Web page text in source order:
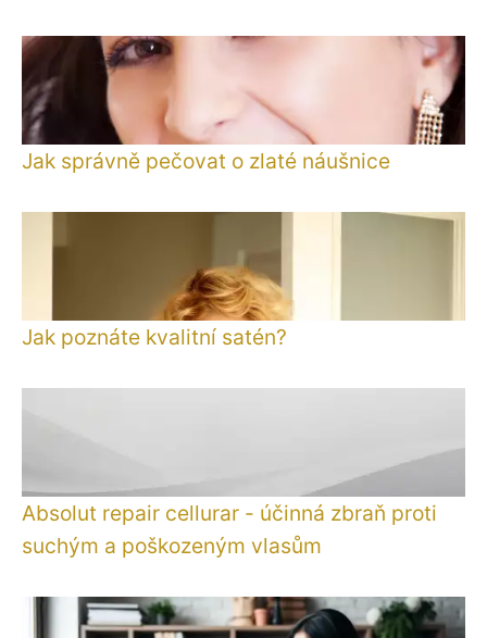
Jak správně pečovat o zlaté náušnice
Jak poznáte kvalitní satén?
Absolut repair cellurar - účinná zbraň proti
suchým a poškozeným vlasům